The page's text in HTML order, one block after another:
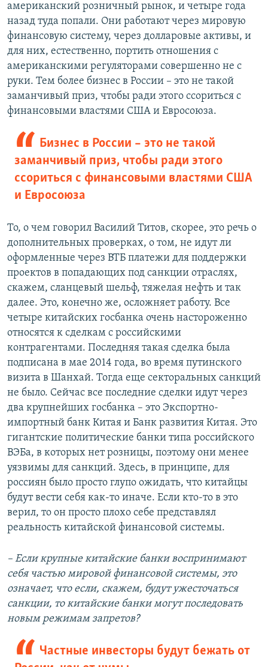
американский розничный рынок, и четыре года
назад туда попали. Они работают через мировую
финансовую систему, через долларовые активы, и
для них, естественно, портить отношения с
американскими регуляторами совершенно не с
руки. Тем более бизнес в России – это не такой
заманчивый приз, чтобы ради этого ссориться с
финансовыми властями США и Евросоюза.
Бизнес в России – это не такой
заманчивый приз, чтобы ради этого
ссориться с финансовыми властями США
и Евросоюза
То, о чем говорил Василий Титов, скорее, это речь о
дополнительных проверках, о том, не идут ли
оформленные через ВТБ платежи для поддержки
проектов в попадающих под санкции отраслях,
скажем, сланцевый шельф, тяжелая нефть и так
далее. Это, конечно же, осложняет работу. Все
четыре китайских госбанка очень настороженно
относятся к сделкам с российскими
контрагентами. Последняя такая сделка была
подписана в мае 2014 года, во время путинского
визита в Шанхай. Тогда еще секторальных санкций
не было. Сейчас все последние сделки идут через
два крупнейших госбанка – это Экспортно-
импортный банк Китая и Банк развития Китая. Это
гигантские политические банки типа российского
ВЭБа, в которых нет розницы, поэтому они менее
уязвимы для санкций. Здесь, в принципе, для
россиян было просто глупо ожидать, что китайцы
будут вести себя как-то иначе. Если кто-то в это
верил, то он просто плохо себе представлял
реальность китайской финансовой системы.
– Если крупные китайские банки воспринимают
себя частью мировой финансовой системы, это
означает, что если, скажем, будут ужесточаться
санкции, то китайские банки могут последовать
новым режимам запретов?
Частные инвесторы будут бежать от